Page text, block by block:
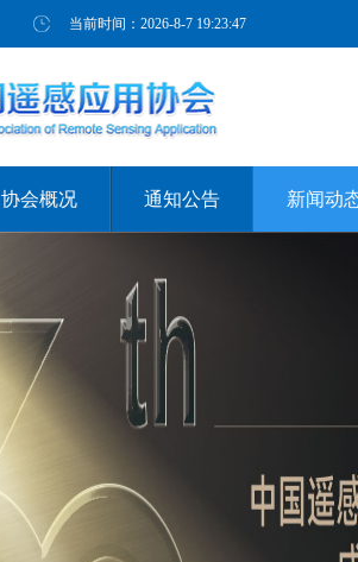
当前时间： 2026-8-7 19:23:48
协会概况 通知公告 新闻动